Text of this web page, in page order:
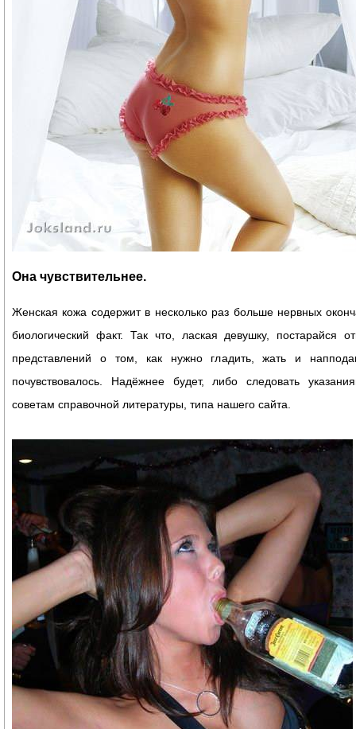
Она чувствительнее.
Женская кожа содержит в несколько раз больше нервных
биологический факт. Так что, лаская девушку, постарайся
представлений о том, как нужно гладить, жать и
почувствовалось. Надёжнее будет, либо следовать
советам справочной литературы, типа нашего сайта.